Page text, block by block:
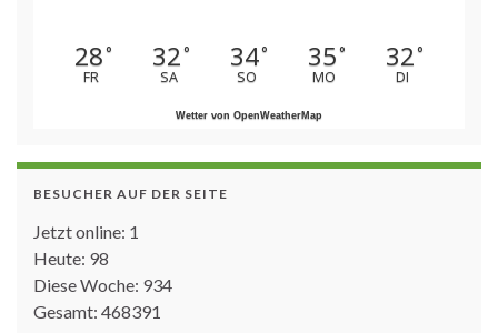
28°
FR
32°
SA
34°
SO
35°
MO
32°
DI
Wetter von OpenWeatherMap
BESUCHER AUF DER SEITE
Jetzt online: 1
Heute: 98
Diese Woche: 934
Gesamt: 468391